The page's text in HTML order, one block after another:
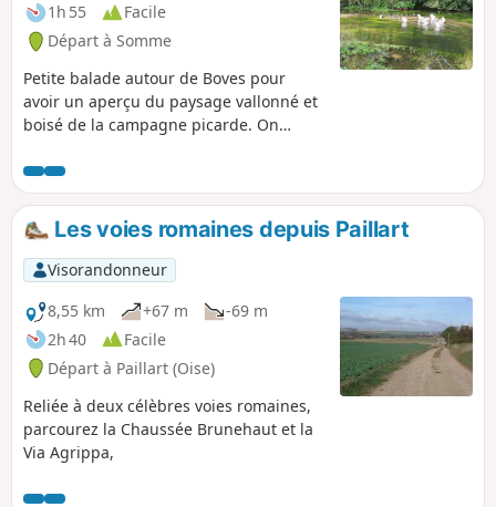
1h 55
Facile
Départ à Somme
Petite balade autour de Boves pour
avoir un aperçu du paysage vallonné et
boisé de la campagne picarde. On
réserve naturelle de l’étang Saint-Ladre.
Les voies romaines depuis Paillart
Visorandonneur
8,55 km
+67 m
-69 m
2h 40
Facile
Départ à Paillart (Oise)
Reliée à deux célèbres voies romaines,
parcourez la Chaussée Brunehaut et la
Via Agrippa,